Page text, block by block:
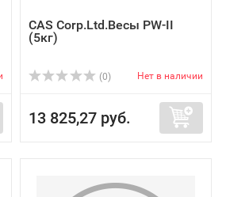
CAS Corp.Ltd.Весы PW-II
(5кг)
(0) Нет в наличии
13 825,27 руб.